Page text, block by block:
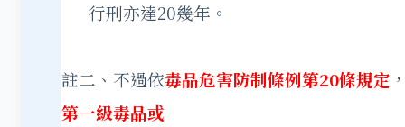
行刑亦達20幾年。
註二、不過依毒品危害防制條例第20條規定
第一級毒品或